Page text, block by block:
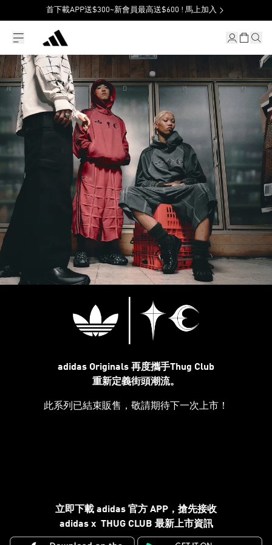
adidas Originals 再度攜手Thug Club
重新定義街頭潮流。
此系列已結束販售，敬請期待下一次上市！
立即下載 adidas 官方 APP，搶先接收
adidas x THUG CLUB 最新上市資訊
首下載APP送$300~新會員最高送$600 ! 馬上加入